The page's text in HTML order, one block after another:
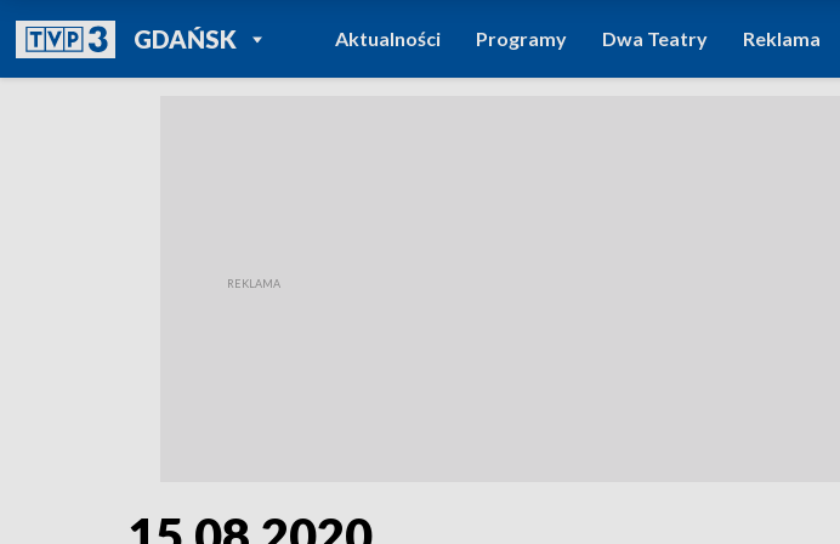
GDAŃSKPOWRÓT DO
TVP REGIONY
Aktualności Programy Dwa Teatry Reklama